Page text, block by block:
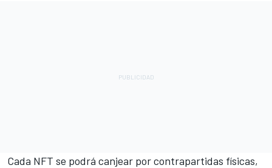
Cada NFT se podrá canjear por contrapartidas físicas,